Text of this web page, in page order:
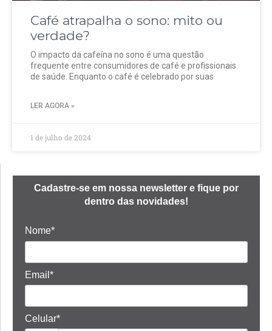
Café atrapalha o sono: mito ou
verdade?
O impacto da cafeína no sono é uma questão
frequente entre consumidores de café e profissionais
de saúde. Enquanto o café é celebrado por suas
LER AGORA »
1 de julho de 2024
Cadastre-se em nossa newsletter e fique por
dentro das novidades!
Nome*
Email*
Celular*